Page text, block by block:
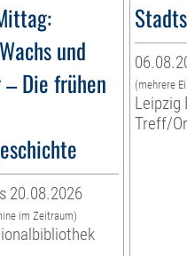
und
Die frühen
20.08.2026
im Zeitraum)
(mehrere
Leipzig
Treff/